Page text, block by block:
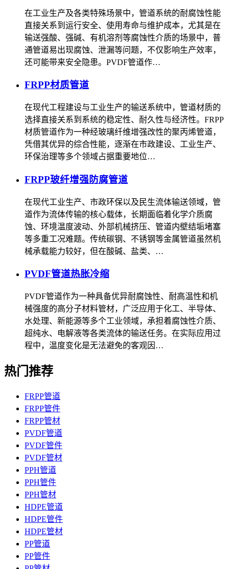
在工业生产及各类特殊场景中，管道系统的耐腐蚀性能
直接关系到运行安全、使用寿命与维护成本，尤其是在
输送强酸、强碱、有机溶剂等腐蚀性介质的场景中，普
通管道易出现腐蚀、泄漏等问题，不仅影响生产效率，
还可能带来安全隐患。PVDF管道作…
FRPP材质管道
在现代工程建设与工业生产的输送系统中，管道材质的
选择直接关系到系统的稳定性、耐久性与经济性。FRPP
材质管道作为一种经玻璃纤维增强改性的聚丙烯管道，
凭借其优异的综合性能，逐渐在市政建设、工业生产、
环保治理等多个领域占据重要地位…
FRPP玻纤增强防腐管道
在现代工业生产、市政环保以及民生流体输送领域，管
道作为流体传输的核心载体，长期面临着化学介质腐
蚀、环境温度波动、外部机械挤压、管道内壁结垢堵塞
等多重工况难题。传统碳钢、不锈钢等金属管道虽然机
械承载能力较好，但在酸碱、盐类、…
PVDF管道热胀冷缩
PVDF管道作为一种具备优异耐腐蚀性、耐高温性和机
械强度的高分子材料管材，广泛应用于化工、半导体、
水处理、新能源等多个工业领域，承担着腐蚀性介质、
超纯水、电解液等各类流体的输送任务。在实际应用过
程中，温度变化是无法避免的客观因…
热门推荐
FRPP管道
FRPP管件
FRPP管材
PVDF管道
PVDF管件
PVDF管材
PPH管道
PPH管件
PPH管材
HDPE管道
HDPE管件
HDPE管材
PP管道
PP管件